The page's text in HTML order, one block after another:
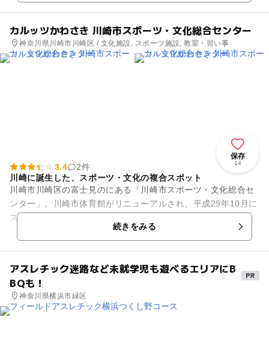
カルッツかわさき 川崎市スポーツ・文化総合センター
神奈川県川崎市川崎区 / 文化施設, スポーツ施設, 教室・習い事
保存
14
3.4
2件
川崎に誕生した、スポーツ・文化の複合スポット
川崎市川崎区の富士見のにある「川崎市スポーツ・文化総合セ
ンター」。川崎市体育館がリニューアルされ、平成29年10月に
スポーツと文化の拠点として新たにオープンした施設です。愛
称はカルチャーとスポー...続きをみる
アスレチック迷路など未就学児も遊べるエリアにB
BQも！
神奈川県横浜市緑区